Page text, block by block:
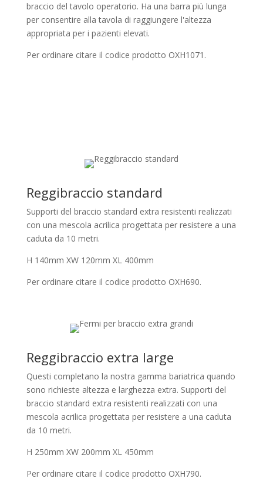
braccio del tavolo operatorio. Ha una barra più lunga
per consentire alla tavola di raggiungere l'altezza
appropriata per i pazienti elevati.
Per ordinare citare il codice prodotto OXH1071.
Reggibraccio standard
Supporti del braccio standard extra resistenti realizzati
con una mescola acrilica progettata per resistere a una
caduta da 10 metri.
H 140mm XW 120mm XL 400mm
Per ordinare citare il codice prodotto OXH690.
Reggibraccio extra large
Questi completano la nostra gamma bariatrica quando
sono richieste altezza e larghezza extra. Supporti del
braccio standard extra resistenti realizzati con una
mescola acrilica progettata per resistere a una caduta
da 10 metri.
H 250mm XW 200mm XL 450mm
Per ordinare citare il codice prodotto OXH790.